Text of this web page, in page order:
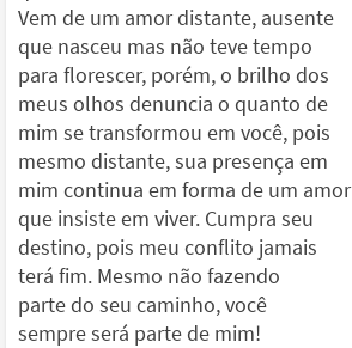
Vem de um amor distante, ausente
que nasceu mas não teve tempo
para florescer, porém, o brilho dos
meus olhos denuncia o quanto de
mim se transformou em você, pois
mesmo distante, sua presença em
mim continua em forma de um amor
que insiste em viver. Cumpra seu
destino, pois meu conflito jamais
terá fim. Mesmo não fazendo
parte do seu caminho, você
sempre será parte de mim!